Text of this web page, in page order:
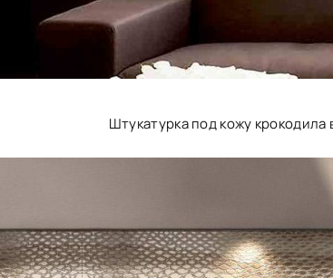
Штукатурка под кожу крокодила